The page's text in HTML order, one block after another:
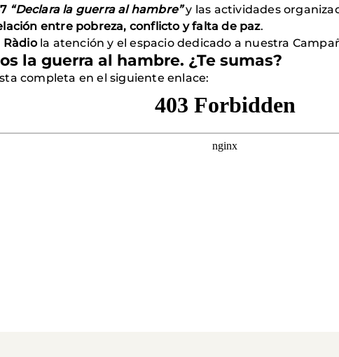
“Declara la guerra al hambre”y las actividades
entre pobreza, conflicto y falta de paz.
Ràdiola atención y el espacio dedicado a nuestra
la guerra al hambre. ¿Te sumas?
completa en el siguiente enlace: